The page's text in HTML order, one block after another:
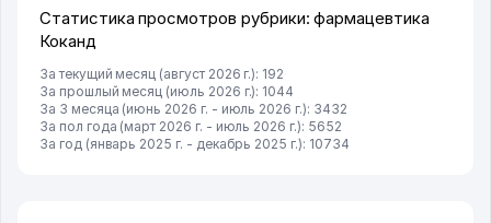
Статистика просмотров рубрики: фармацевтика
Коканд
За текущий месяц (август 2026 г.): 192
За прошлый месяц (июль 2026 г.): 1044
За 3 месяца (июнь 2026 г. - июль 2026 г.): 3432
За пол года (март 2026 г. - июль 2026 г.): 5652
За год (январь 2025 г. - декабрь 2025 г.): 10734